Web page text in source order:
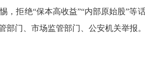
，拒绝“保本高收益”“内部原始股”等
部门、市场监管部门、公安机关举报。